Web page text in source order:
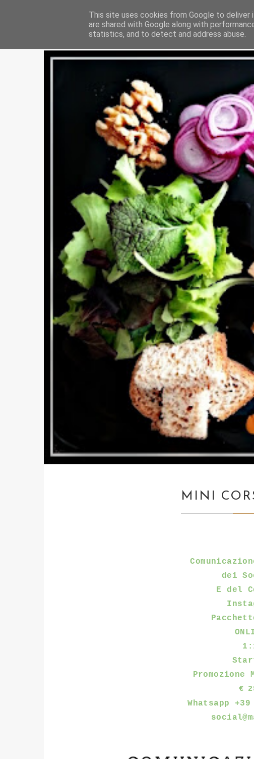
M as me
MINI
dei
E del
Promozione
€
Whatsapp
This site uses cookies from Google to deliver
are shared with Google along with
statistics, and to detect and address abuse.